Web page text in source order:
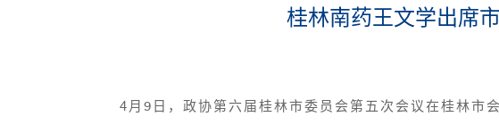
桂林南药王文学出席
4月9日，政协第六届桂林市委员会第五次会议在桂林市